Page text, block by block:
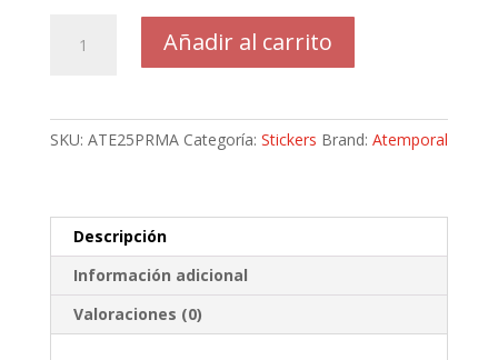
Añadir al carrito
SKU: ATE25PRMA Categoría: Stickers Brand: Atemporal
Descripción
Información adicional
Valoraciones (0)